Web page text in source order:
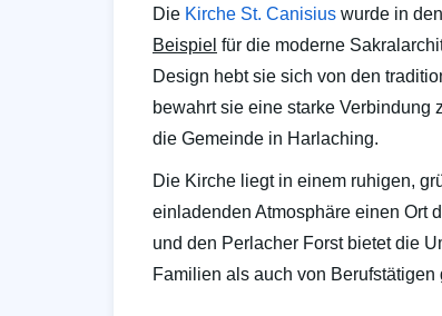
Die Kirche St. Canisius wurde in
Beispiel für die moderne
Design hebt sie sich von den
bewahrt sie eine starke Verbindung
die Gemeinde in Harlaching.
Die Kirche liegt in einem ruhigen,
einladenden Atmosphäre einen Ort
und den Perlacher Forst bietet die
Familien als auch von Berufstätigen